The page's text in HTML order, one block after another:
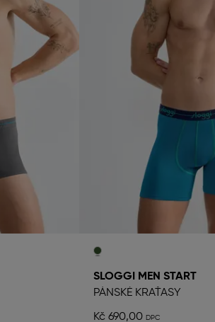
SLOGGI MEN START
PÁNSKÉ KRAŤASY
Kč 690,00